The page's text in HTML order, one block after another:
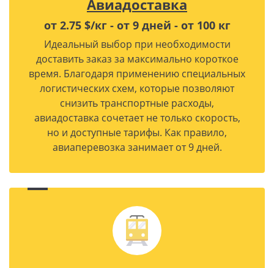
Авиадоставка
от 2.75 $/кг - от 9 дней - от 100 кг
Идеальный выбор при необходимости
доставить заказ за максимально короткое
время. Благодаря применению специальных
логистических схем, которые позволяют
снизить транспортные расходы,
авиадоставка сочетает не только скорость,
но и доступные тарифы. Как правило,
авиаперевозка занимает от 9 дней.